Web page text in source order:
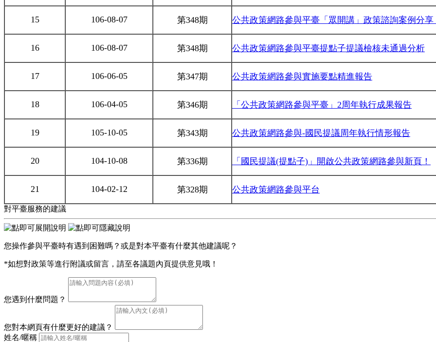
15 106-08-07 第348期 公共政策網路參與平臺「眾開講」政策諮詢案例分享
16 106-08-07 第348期 公共政策網路參與平臺提點子提議檢核未通過分析
17 106-06-05 第347期 公共政策網路參與實施要點精進報告
18 106-04-05 第346期 「公共政策網路參與平臺」2周年執行成果報告
19 105-10-05 第343期 公共政策網路參與-國民提議周年執行情形報告
20 104-10-08 第336期 「國民提議(提點子)」開啟公共政策網路參與新頁！
21 104-02-12 第328期 公共政策網路參與平台
對平臺服務的建議
您操作參與平臺時有遇到困難嗎？或是對本平臺有什麼其他建議呢？
*如想對政策等進行附議或留言，請至各議題內頁提供意見哦！
您遇到什麼問題？
您對本網頁有什麼更好的建議？
姓名/暱稱